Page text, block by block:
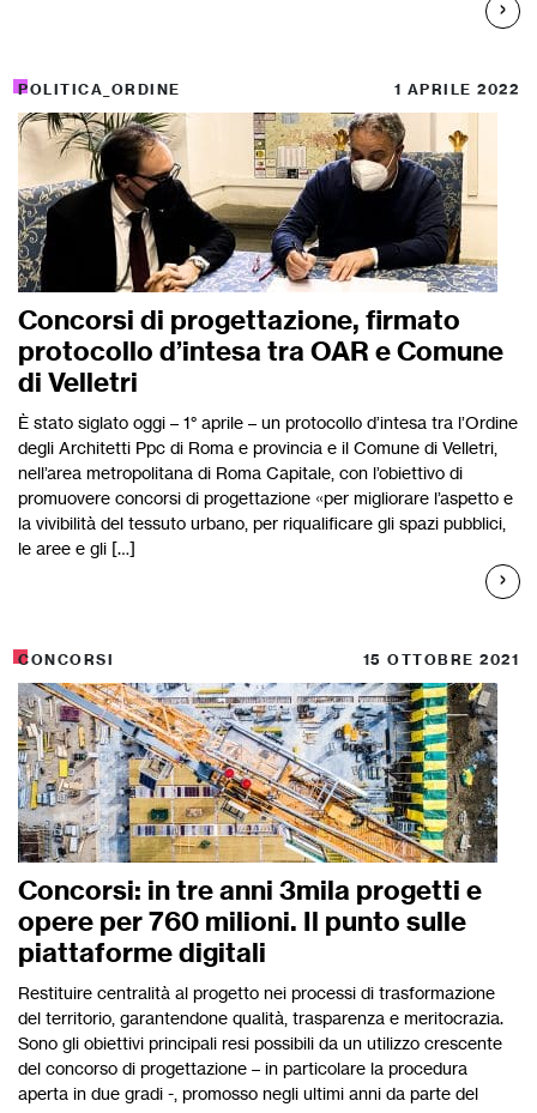
POLITICA_ORDINE 1 APRILE 2022
Concorsi di progettazione, firmato
protocollo d’intesa tra OAR e Comune
di Velletri
È stato siglato oggi – 1° aprile – un protocollo d’intesa tra l’Ordine
degli Architetti Ppc di Roma e provincia e il Comune di Velletri,
nell’area metropolitana di Roma Capitale, con l’obiettivo di
promuovere concorsi di progettazione «per migliorare l’aspetto e
la vivibilità del tessuto urbano, per riqualificare gli spazi pubblici,
le aree e gli […]
CONCORSI 15 OTTOBRE 2021
Concorsi: in tre anni 3mila progetti e
opere per 760 milioni. Il punto sulle
piattaforme digitali
Restituire centralità al progetto nei processi di trasformazione
del territorio, garantendone qualità, trasparenza e meritocrazia.
Sono gli obiettivi principali resi possibili da un utilizzo crescente
del concorso di progettazione – in particolare la procedura
aperta in due gradi -, promosso negli ultimi anni da parte del